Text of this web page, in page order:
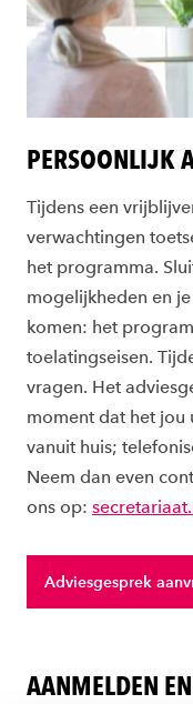
PERSOONLIJK
Tijdens een
verwachtingen
het programma.
mogelijkheden en
komen: het
toelatingseisen.
vragen. Het
moment dat het jou
vanuit huis;
Neem dan even
ons op:
Adviesgesprek
AANMELDEN